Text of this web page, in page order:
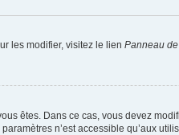
les modifier, visitez le lien Panneau
êtes. Dans ce cas, vous devez
n’est accessible qu’aux